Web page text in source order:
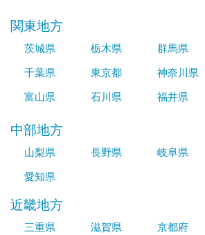
関東地方
茨城県 栃木県 群馬県
千葉県
東京都 神奈川県
富山県
石川県 福井県
中部地方
山梨県 長野県 岐阜県
愛知県
近畿地方
三重県 滋賀県 京都府